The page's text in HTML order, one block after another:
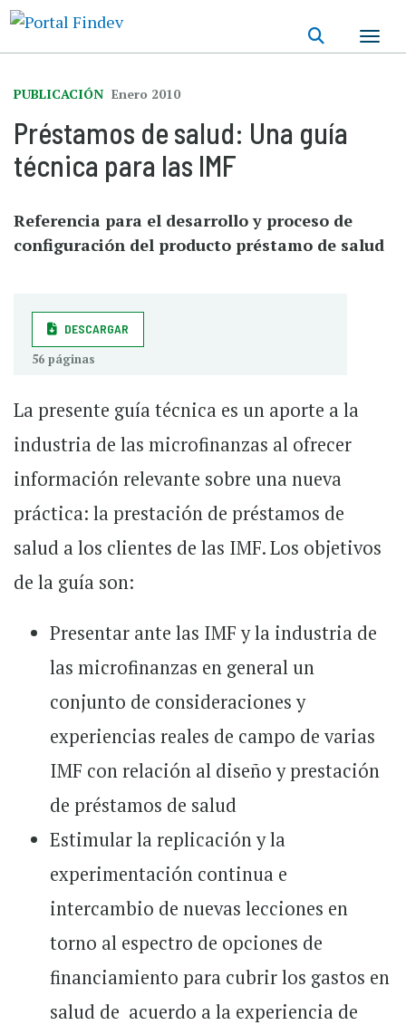
PUBLICACIÓN Enero 2010
Préstamos de salud: Una guía
técnica para las IMF
Referencia para el desarrollo y proceso de
configuración del producto préstamo de salud
DESCARGAR
56 páginas
La presente guía técnica es un aporte a la
industria de las microfinanzas al ofrecer
información relevante sobre una nueva
práctica: la prestación de préstamos de
salud a los clientes de las IMF. Los objetivos
de la guía son:
Presentar ante las IMF y la industria de
las microfinanzas en general un
conjunto de consideraciones y
experiencias reales de campo de varias
IMF con relación al diseño y prestación
de préstamos de salud
Estimular la replicación y la
experimentación continua e
intercambio de nuevas lecciones en
torno al espectro de opciones de
financiamiento para cubrir los gastos en
salud de acuerdo a la experiencia de